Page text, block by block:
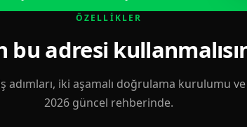
ÖZELLIKLER
bu adresi
iki aşamalı doğrulama kurulumu ve
2026 güncel rehberinde.